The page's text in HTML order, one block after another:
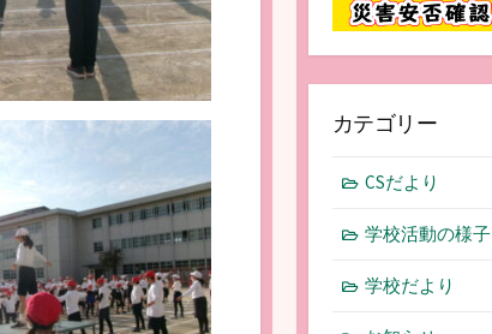
カテゴリー
CSだより
学校活動の様子
学校だより